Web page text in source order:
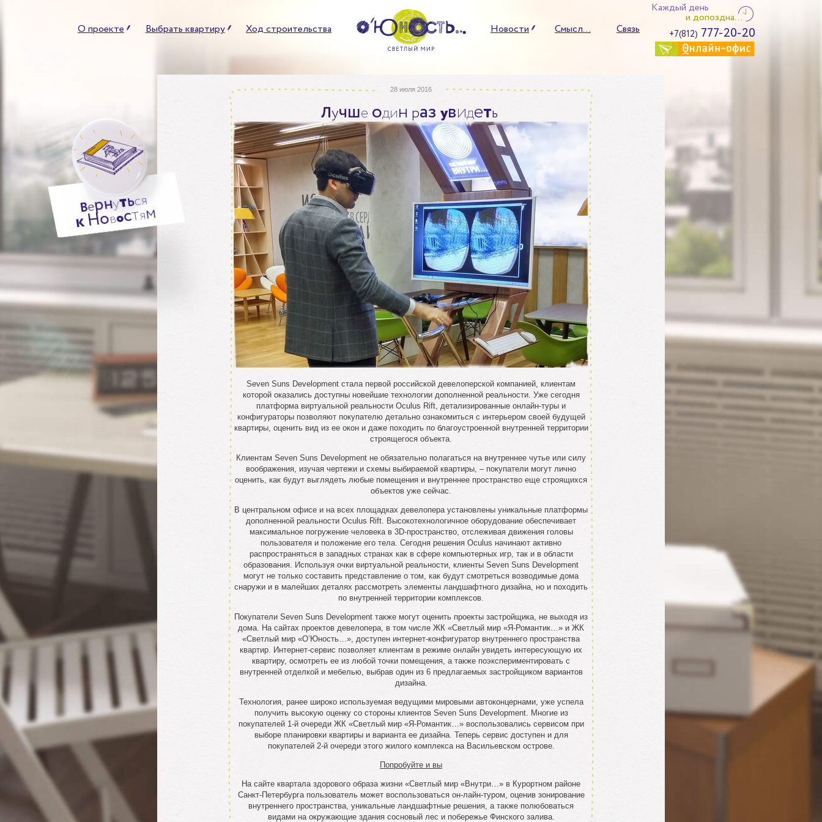
Каждый день
и допоздна...
+7(812) 777-20-20
О проекте Выбрать квартиру Ход строительства Новости Смысл... Связь
Вернуться
кНовостям
28 июля 2016
Лучше один раз увидеть
Seven Suns Development стала первой российской девелоперской компанией, клиентам
которой оказались доступны новейшие технологии дополненной реальности. Уже сегодня
платформа виртуальной реальности Oculus Rift, детализированные онлайн-туры и
конфигураторы позволяют покупателю детально ознакомиться с интерьером своей будущей
квартиры, оценить вид из ее окон и даже походить по благоустроенной внутренней территории
строящегося объекта.
Клиентам Seven Suns Development не обязательно полагаться на внутреннее чутье или силу
воображения, изучая чертежи и схемы выбираемой квартиры, – покупатели могут лично
оценить, как будут выглядеть любые помещения и внутреннее пространство еще строящихся
объектов уже сейчас.
В центральном офисе и на всех площадках девелопера установлены уникальные платформы
дополненной реальности Oculus Rift. Высокотехнологичное оборудование обеспечивает
максимальное погружение человека в 3D-пространство, отслеживая движения головы
пользователя и положение его тела. Сегодня решения Oculus начинают активно
распространяться в западных странах как в сфере компьютерных игр, так и в области
образования. Используя очки виртуальной реальности, клиенты Seven Suns Development
могут не только составить представление о том, как будут смотреться возводимые дома
снаружи и в малейших деталях рассмотреть элементы ландшафтного дизайна, но и походить
по внутренней территории комплексов.
Покупатели Seven Suns Development также могут оценить проекты застройщика, не выходя из
дома. На сайтах проектов девелопера, в том числе ЖК «Светлый мир «Я-Романтик…» и ЖК
«Светлый мир «О’Юность…», доступен интернет-конфигуратор внутреннего пространства
квартир. Интернет-сервис позволяет клиентам в режиме онлайн увидеть интересующую их
квартиру, осмотреть ее из любой точки помещения, а также поэкспериментировать с
внутренней отделкой и мебелью, выбрав один из 6 предлагаемых застройщиком вариантов
дизайна.
Технология, ранее широко используемая ведущими мировыми автоконцернами, уже успела
получить высокую оценку со стороны клиентов Seven Suns Development. Многие из
покупателей 1-й очереди ЖК «Светлый мир «Я-Романтик…» воспользовались сервисом при
выборе планировки квартиры и варианта ее дизайна. Теперь сервис доступен и для
покупателей 2-й очереди этого жилого комплекса на Васильевском острове.
Попробуйте и вы
На сайте квартала здорового образа жизни «Светлый мир «Внутри…» в Курортном районе
Санкт-Петербурга пользователь может воспользоваться он-лайн-туром, оценив зонирование
внутреннего пространства, уникальные ландшафтные решения, а также полюбоваться
видами на окружающие здания сосновый лес и побережье Финского залива.